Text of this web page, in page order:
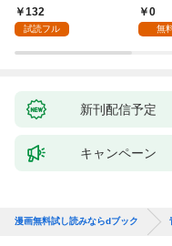
132
試読フル
0
無
新刊配信予定
キャンペーン
漫画無料試し読みならdブック